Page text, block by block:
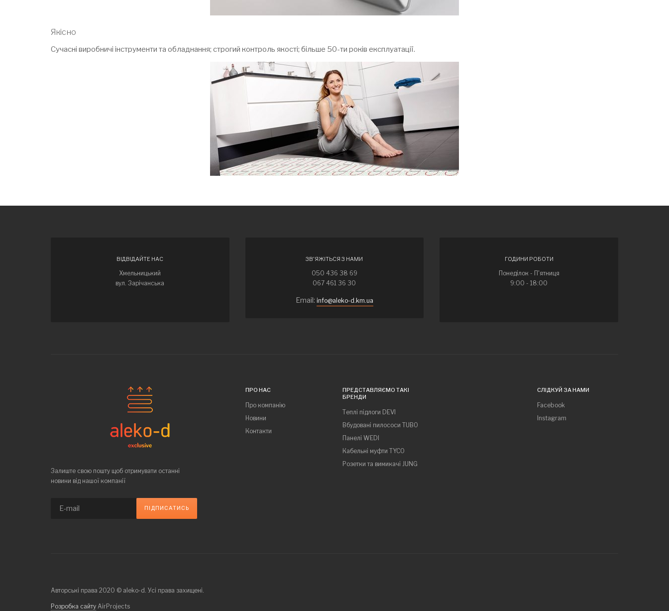
Якісно
Сучасні виробничі інструменти та обладнання; строгий контроль якості; більше 50-ти років експлуатації.
ВІДВІДАЙТЕ НАС
Хмельницький
вул. Зарічанська
ЗВ'ЯЖІТЬСЯ З НАМИ
050 436 38 69
067 461 36 30
Email: info@aleko-d.km.ua
ГОДИНИ РОБОТИ
Понеділок - П'ятниця
9:00 - 18:00
Залиште свою пошту щоб отримувати останні
новини від нашої компанії
ПРО НАС
Про компанію
Новини
Контакти
ПРЕДСТАВЛЯЄМО ТАКІ
БРЕНДИ
Теплі підлоги DEVI
Вбудовані пилососи TUBO
Панелі WEDI
Кабельні муфти TYCO
Розетки та вимикачі JUNG
СЛІДКУЙ ЗА НАМИ
Facebook
Instagram
Авторські права 2020 © aleko-d. Усі права захищені.
Розробка сайту AirProjects